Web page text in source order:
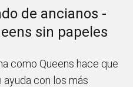
de ancianos -
sin papeles
como Queens hace que
con los más